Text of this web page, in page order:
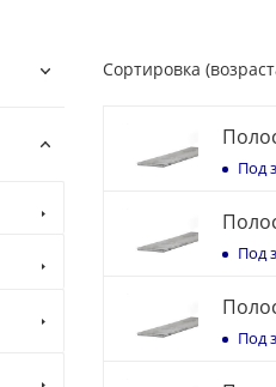
Сортировка
Под
Под
Под